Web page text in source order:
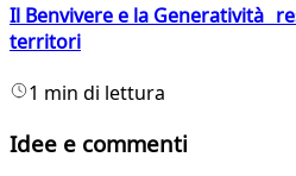
Il Benvivere e la Generatività
territori
1 min di lettura
Idee e commenti